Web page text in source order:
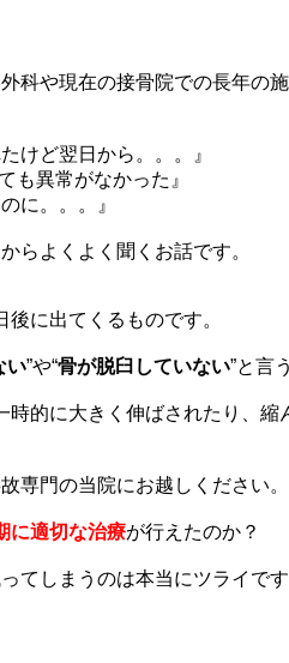
科や現在の接骨院での長年の
けど翌日から。。。』
も異常がなかった』
に。。。』
らよくよく聞くお話です。
に出てくるものです。
い”や“骨が脱臼していない”と言
的に大きく伸ばされたり、縮
専門の当院にお越しください。
に適切な治療が行えたのか？
てしまうのは本当にツライです